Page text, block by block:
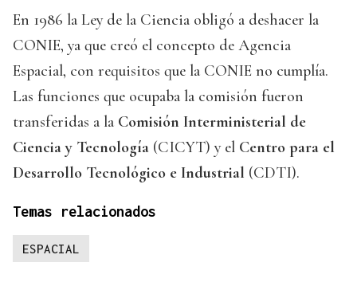
En 1986 la Ley de la Ciencia obligó a deshacer la
CONIE, ya que creó el concepto de Agencia
Espacial, con requisitos que la CONIE no cumplía.
Las funciones que ocupaba la comisión fueron
transferidas a la Comisión Interministerial de
Ciencia y Tecnología (CICYT) y el Centro para el
Desarrollo Tecnológico e Industrial (CDTI).
Temas relacionados
ESPACIAL